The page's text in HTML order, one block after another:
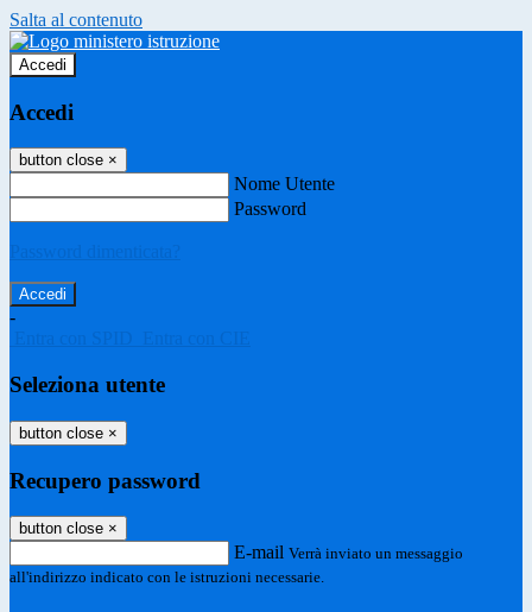
Salta al contenuto
Accedi
Accedi
button close ×
Nome Utente
Password
Password dimenticata?
-
Entra con SPID
Entra con CIE
Seleziona utente
button close ×
Recupero password
button close ×
E-mail Verrà inviato un messaggio
all'indirizzo indicato con le istruzioni necessarie.